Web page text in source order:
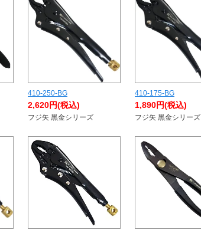
410-250-BG
2,620円(税込)
フジ矢 黒金シリーズ
410-175-BG
1,890円(税込)
フジ矢 黒金シリーズ